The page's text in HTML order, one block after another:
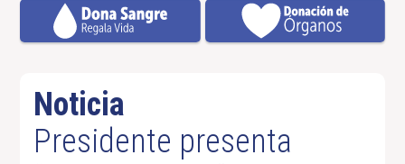
Noticia
Presidente presenta